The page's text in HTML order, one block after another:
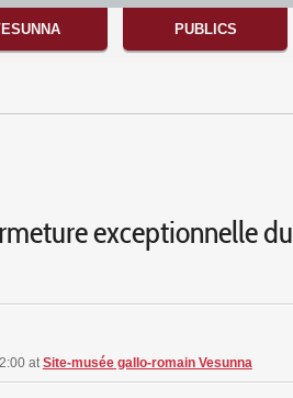
PUBLICS
exceptionnelle du
at Site-musée gallo-romain Vesunna